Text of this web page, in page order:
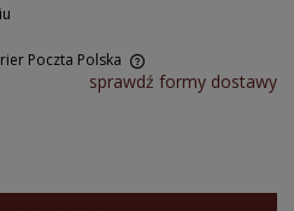
Poczta Polska
sprawdź formy dostawy